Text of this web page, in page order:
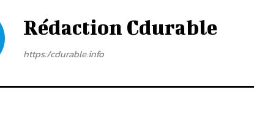
Rédaction Cdurable
https:/cdurable.info